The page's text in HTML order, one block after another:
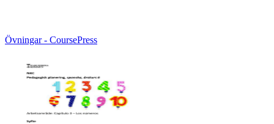
Övningar - CoursePress